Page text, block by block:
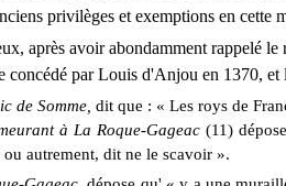
privilèges et exemptions en cette
après avoir abondamment rappelé
par Louis d'Anjou en 1370,
de Somme, dit que : « Les roys de
à La Roque-Gageac(11)
autrement, dit ne le scavoir ».